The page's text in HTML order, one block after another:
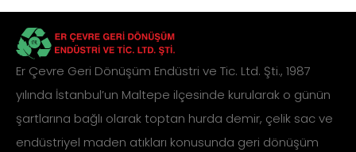
Er Çevre Geri Dönüşüm Endüstri ve Tic. Ltd. Şti., 1987
yılında İstanbul’un Maltepe ilçesinde kurularak o günün
şartlarına bağlı olarak toptan hurda demir, çelik sac ve
endüstriyel maden atıkları konusunda geri dönüşüm